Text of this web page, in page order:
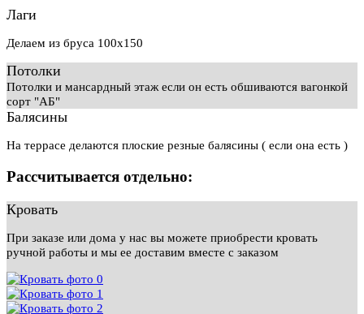
Лаги
Делаем из бруса 100х150
Потолки
Потолки и мансардный этаж если он есть обшиваются вагонкой
сорт "АБ"
Балясины
На террасе делаются плоские резные балясины ( если она есть )
Рассчитывается отдельно:
Кровать
При заказе или дома у нас вы можете приобрести кровать
ручной работы и мы ее доставим вместе с заказом